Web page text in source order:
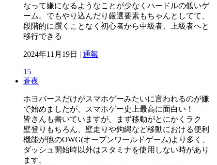
なって嫌になるようなことが少なくハードルの低いゲ
ーム。でもやり込んだり厳選要素もちゃんとしてて、
段階的に躓くことなく初心者から中級者、上級者へと
移行できる
2024年11月19日 | 通報
15
蒼夜
ホヨバースだけがスマホゲーみたいに言われるのが嫌
で始めましたが、スマホゲー史上最高に面白い！
皆さんも書いていますが、まず移動がとにかくラク
壁登りもちろん、壁走りや鉤縄など移動における便利
機能が他のOWG(オープンワールドゲーム)より多く、
ダッシュ開始時以外はスタミナを使用しない時があり
ます。